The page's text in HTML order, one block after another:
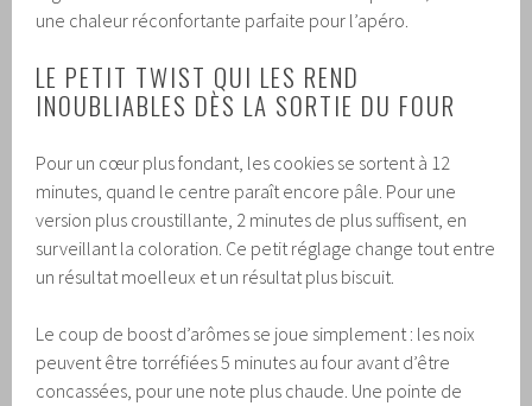
une chaleur réconfortante parfaite pour l’apéro.
LE PETIT TWIST QUI LES REND
INOUBLIABLES DÈS LA SORTIE DU FOUR
Pour un cœur plus fondant, les cookies se sortent à 12
minutes, quand le centre paraît encore pâle. Pour une
version plus croustillante, 2 minutes de plus suffisent, en
surveillant la coloration. Ce petit réglage change tout entre
un résultat moelleux et un résultat plus biscuit.
Le coup de boost d’arômes se joue simplement : les noix
peuvent être torréfiées 5 minutes au four avant d’être
concassées, pour une note plus chaude. Une pointe de